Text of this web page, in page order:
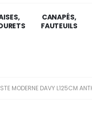
CANAPÉS,
FAUTEUILS
MODERNE DAVY L125CM